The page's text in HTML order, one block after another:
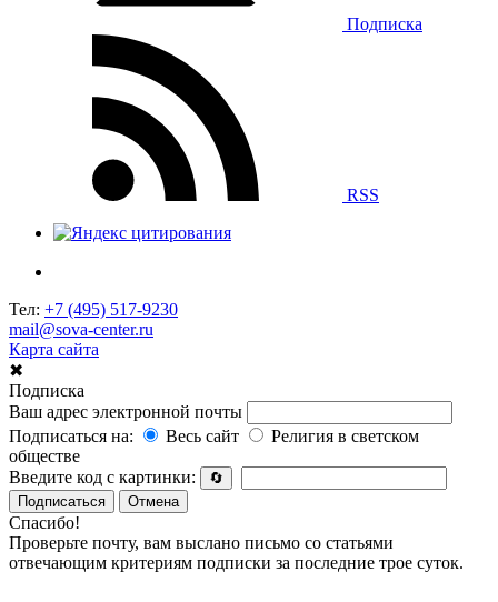
Подписка
RSS
Тел: +7 (495) 517-9230
mail@sova-center.ru
Карта сайта
✖
Подписка
Ваш адрес электронной почты
Подписаться на:
Весь сайт
Религия в светском
обществе
Введите код с картинки:
🔄
Подписаться
Отмена
Спасибо!
Проверьте почту, вам выслано письмо со статьями
отвечающим критериям подписки за последние трое суток.